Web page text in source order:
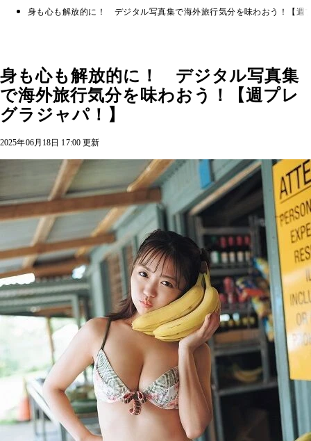
身も心も解放的に！ デジタル写真集で海外旅行気分を味わおう！【週
身も心も解放的に！ デジタル写真集
で海外旅行気分を味わおう！【週プレ
グラジャパ！】
2025年06月18日 17:00 更新